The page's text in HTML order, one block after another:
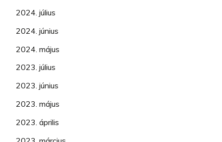
2024. július
2024. június
2024. május
2023. július
2023. június
2023. május
2023. április